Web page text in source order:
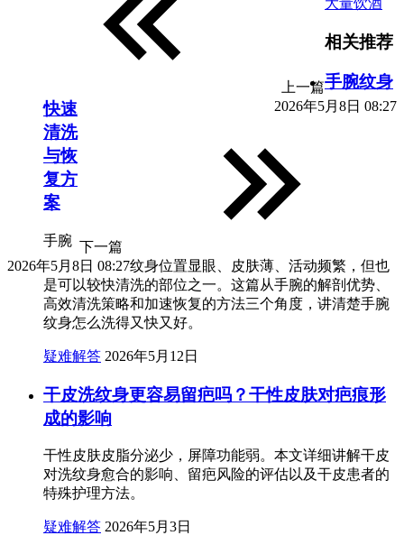
上一篇
2026年5月8日 08:27
下一篇
2026年5月8日 08:27
相关推荐
手腕纹身
快速
清洗
与恢
复方
案
手腕
纹身位置显眼、皮肤薄、活动频繁，但也
是可以较快清洗的部位之一。这篇从手腕的解剖优势、
高效清洗策略和加速恢复的方法三个角度，讲清楚手腕
纹身怎么洗得又快又好。
疑难解答 2026年5月12日
干皮洗纹身更容易留疤吗？干性皮肤对疤痕形
成的影响
干性皮肤皮脂分泌少，屏障功能弱。本文详细讲解干皮
对洗纹身愈合的影响、留疤风险的评估以及干皮患者的
特殊护理方法。
疑难解答 2026年5月3日